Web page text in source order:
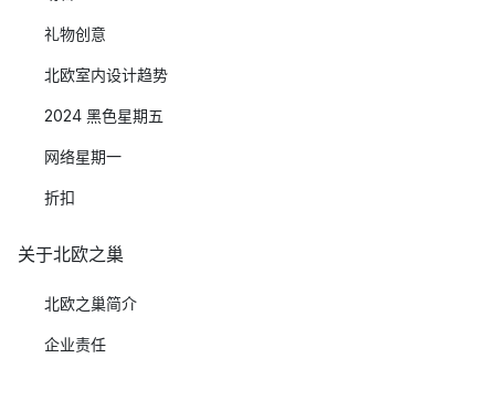
礼物创意
北欧室内设计趋势
2024 黑色星期五
网络星期一
折扣
关于北欧之巢
北欧之巢简介
企业责任